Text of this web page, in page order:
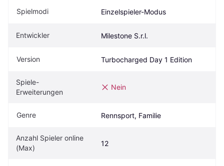
Spielmodi Einzelspieler-Modus
Entwickler Milestone S.r.l.
Version Turbocharged Day 1 Edition
Spiele-
Erweiterungen
Nein
Genre Rennsport, Familie
Anzahl Spieler online
(Max)
12